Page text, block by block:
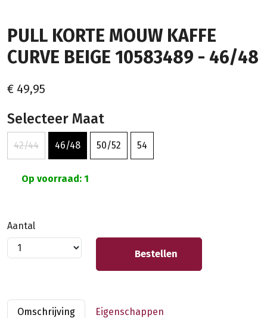
PULL KORTE MOUW KAFFE
CURVE BEIGE 10583489 - 46/48
€ 49,95
Selecteer Maat
42/44 46/48 50/52 54
Op voorraad: 1
Aantal
Bestellen
Omschrijving Eigenschappen